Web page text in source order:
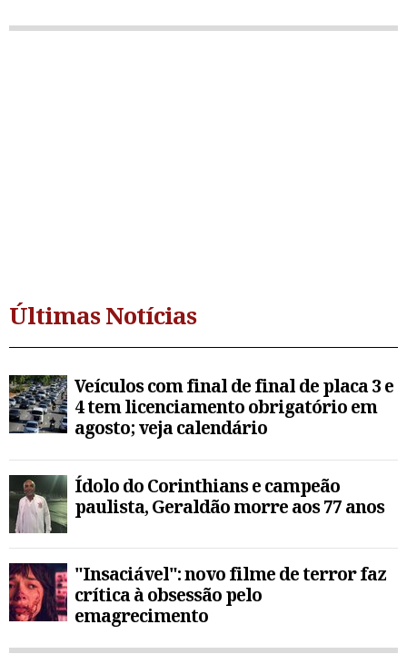
Últimas Notícias
Veículos com final de final de placa 3 e
4 tem licenciamento obrigatório em
agosto; veja calendário
Ídolo do Corinthians e campeão
paulista, Geraldão morre aos 77 anos
"Insaciável": novo filme de terror faz
crítica à obsessão pelo
emagrecimento